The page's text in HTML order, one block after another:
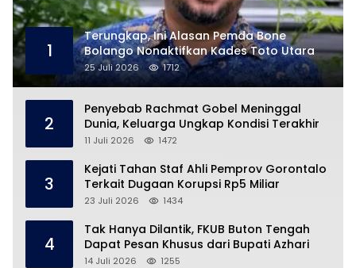
1
Terungkap, Ini Alasan Pemda Bone
Bolango Nonaktifkan Kades Toto Utara
25 Juli 2026 1712
2
Penyebab Rachmat Gobel Meninggal
Dunia, Keluarga Ungkap Kondisi Terakhir
11 Juli 2026 1472
3
Kejati Tahan Staf Ahli Pemprov Gorontalo
Terkait Dugaan Korupsi Rp5 Miliar
23 Juli 2026 1434
4
Tak Hanya Dilantik, FKUB Buton Tengah
Dapat Pesan Khusus dari Bupati Azhari
14 Juli 2026 1255